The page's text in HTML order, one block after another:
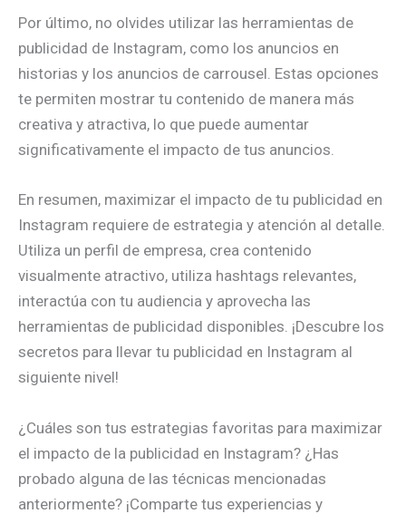
Por último, no olvides utilizar las herramientas de
publicidad de Instagram, como los anuncios en
historias y los anuncios de carrousel. Estas opciones
te permiten mostrar tu contenido de manera más
creativa y atractiva, lo que puede aumentar
significativamente el impacto de tus anuncios.
En resumen, maximizar el impacto de tu publicidad en
Instagram requiere de estrategia y atención al detalle.
Utiliza un perfil de empresa, crea contenido
visualmente atractivo, utiliza hashtags relevantes,
interactúa con tu audiencia y aprovecha las
herramientas de publicidad disponibles. ¡Descubre los
secretos para llevar tu publicidad en Instagram al
siguiente nivel!
¿Cuáles son tus estrategias favoritas para maximizar
el impacto de la publicidad en Instagram? ¿Has
probado alguna de las técnicas mencionadas
anteriormente? ¡Comparte tus experiencias y